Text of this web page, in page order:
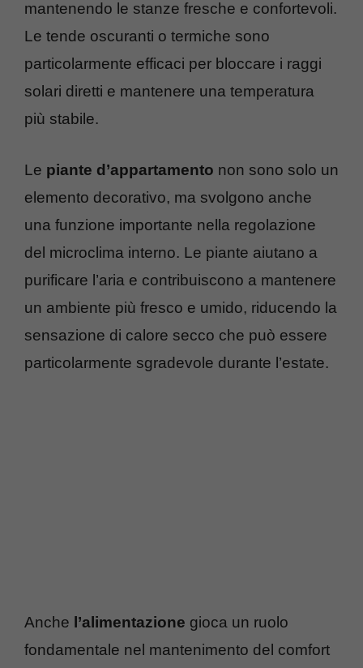
mantenendo le stanze fresche e confortevoli.
Le tende oscuranti o termiche sono
particolarmente efficaci per bloccare i raggi
solari diretti e mantenere una temperatura
più stabile.
Le piante d’appartamento non sono solo un
elemento decorativo, ma svolgono anche
una funzione importante nella regolazione
del microclima interno. Le piante aiutano a
purificare l’aria e contribuiscono a mantenere
un ambiente più fresco e umido, riducendo la
sensazione di calore secco che può essere
particolarmente sgradevole durante l’estate.
Anche l’alimentazione gioca un ruolo
fondamentale nel mantenimento del comfort